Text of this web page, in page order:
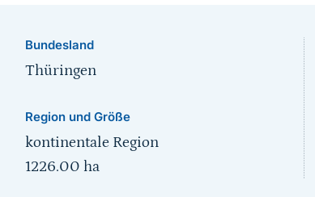
Bundesland
Thüringen
Region und Größe
kontinentale Region
1226.00 ha